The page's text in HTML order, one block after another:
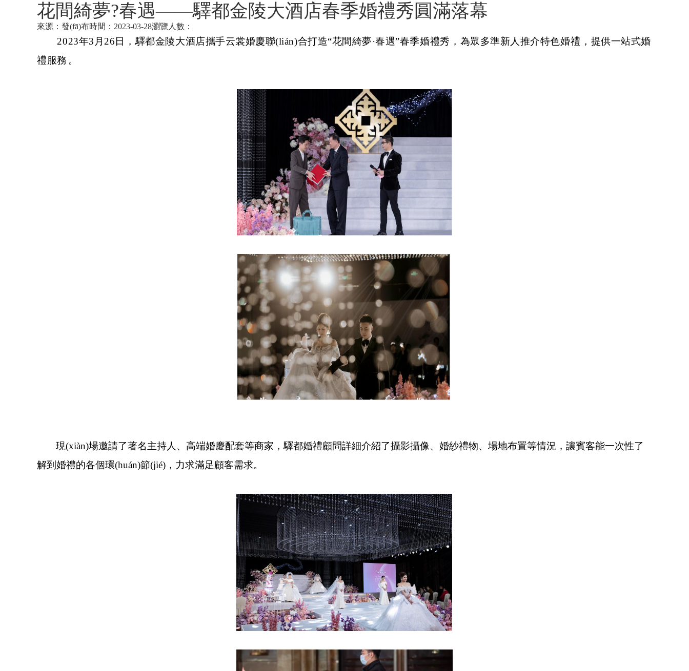
花間綺夢?春遇——驛都金陵大酒店春季婚禮秀圓滿落幕
來源： 發(fā)布時間：2023-03-28瀏覽人數：
2023年3月26日，驛都金陵大酒店攜手云裳婚慶聯(lián)合打造“花間綺夢·春遇”春季婚禮秀，為眾多準新人推介特色婚禮，提供一站式婚
禮服務。
現(xiàn)場邀請了著名主持人、高端婚慶配套等商家，驛都婚禮顧問詳細介紹了攝影攝像、婚紗禮物、場地布置等情況，讓賓客能一次性了
解到婚禮的各個環(huán)節(jié)，力求滿足顧客需求。